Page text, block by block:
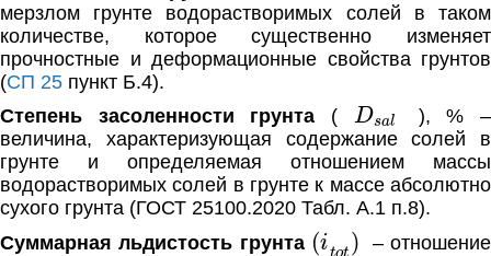
мерзлом грунте водорастворимых солей в таком
количестве, которое существенно изменяет
прочностные и деформационные свойства грунтов
(СП 25 пункт Б.4).
Степень засоленности грунта ( Ds
), % –
величина, характеризующая содержание солей в
грунте и определяемая отношением массы
водорастворимых солей в грунте к массе абсолютно
сухого грунта (ГОСТ 25100.2020 Табл. А.1 п.8).
Суммарная льдистость грунта ( it )
– отношение